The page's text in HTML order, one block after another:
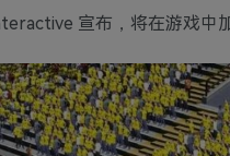
宣布，将在游戏中